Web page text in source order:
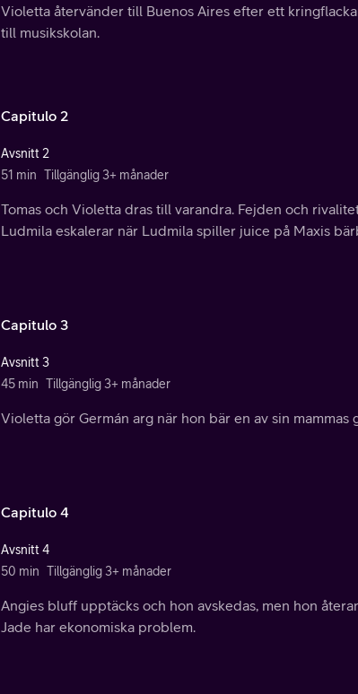
Violetta återvänder till Buenos Aires efter ett
till musikskolan.
Capitulo 2
Avsnitt 2
51 min Tillgänglig 3+ månader
Tomas och Violetta dras till varandra. Fejden och
Ludmila eskalerar när Ludmila spiller juice på Maxis
Capitulo 3
Avsnitt 3
45 min Tillgänglig 3+ månader
Violetta gör Germán arg när hon bär en av sin
Capitulo 4
Avsnitt 4
50 min Tillgänglig 3+ månader
Angies bluff upptäcks och hon avskedas, men hon
Jade har ekonomiska problem.